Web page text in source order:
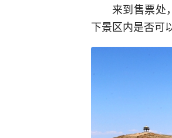
来到售票处
下景区内是否可